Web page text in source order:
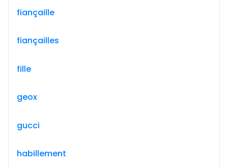
fiançaille
fiançailles
fille
geox
gucci
habillement